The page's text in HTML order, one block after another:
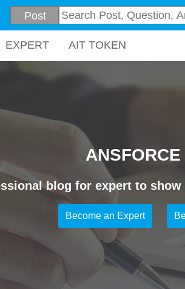
EXPERT AIT TOKEN
blog for expert to
Become an Expert